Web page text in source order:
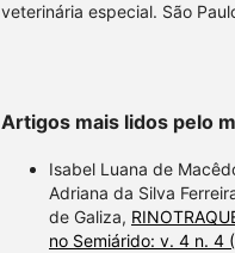
veterinária especial. São
Artigos mais lidos pelo
Isabel Luana de
Adriana da Silva
de Galiza,
no Semiárido: v. 4 n. 4